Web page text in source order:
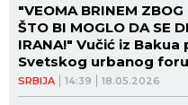
SRBIJA 14:39 18.05.2026
"VEOMA BRINEM ZBOG
ŠTO BI MOGLO DA SE
IRANA!" Vučić iz Bakua
Svetskog urbanog
znam kako bi se Evropa
izborila s tim